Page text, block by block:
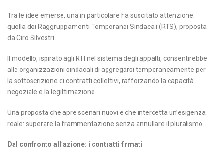
Tra le idee emerse, una in particolare ha suscitato attenzione:
quella dei Raggruppamenti Temporanei Sindacali (RTS), proposta
da Ciro Silvestri.
Il modello, ispirato agli RTI nel sistema degli appalti, consentirebbe
alle organizzazioni sindacali di aggregarsi temporaneamente per
la sottoscrizione di contratti collettivi, rafforzando la capacità
negoziale e la legittimazione.
Una proposta che apre scenari nuovi e che intercetta un’esigenza
reale: superare la frammentazione senza annullare il pluralismo.
Dal confronto all’azione: i contratti firmati